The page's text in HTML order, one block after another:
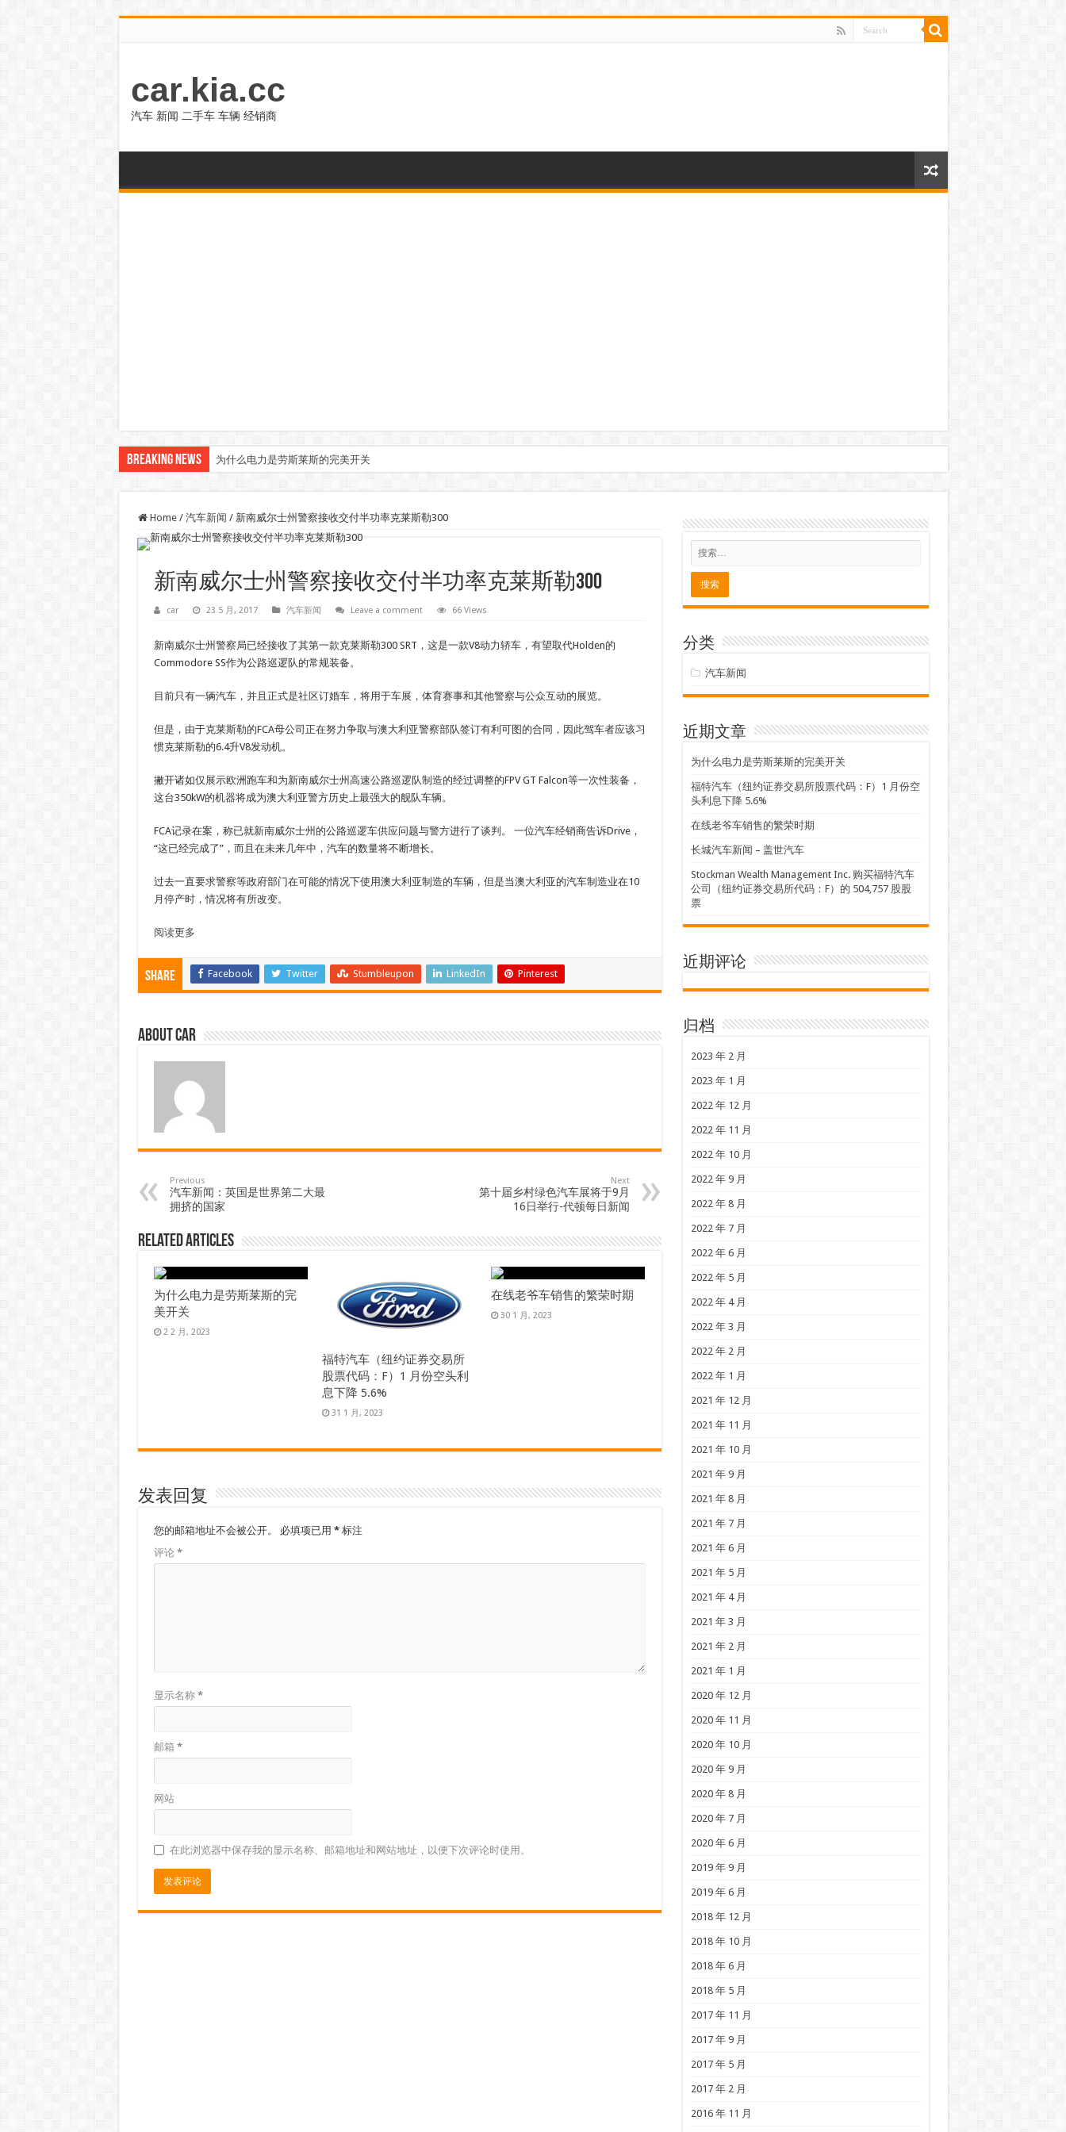
car.kia.cc
汽车 新闻 二手车 车辆 经销商
Breaking News 为什么电力是劳斯莱斯的完美开关
Home / 汽车新闻 / 新南威尔士州警察接收交付半功率克莱斯勒300
新南威尔士州警察接收交付半功率克莱斯勒300
car 23 5 月, 2017 汽车新闻 Leave a comment 66 Views
新南威尔士州警察局已经接收了其第一款克莱斯勒300 SRT，这是一款V8动力轿车，有望取代Holden的
Commodore SS作为公路巡逻队的常规装备。
目前只有一辆汽车，并且正式是社区订婚车，将用于车展，体育赛事和其他警察与公众互动的展览。
但是，由于克莱斯勒的FCA母公司正在努力争取与澳大利亚警察部队签订有利可图的合同，因此驾车者应该习
惯克莱斯勒的6.4升V8发动机。
撇开诸如仅展示欧洲跑车和为新南威尔士州高速公路巡逻队制造的经过调整的FPV GT Falcon等一次性装备，
这台350kW的机器将成为澳大利亚警方历史上最强大的舰队车辆。
FCA记录在案，称已就新南威尔士州的公路巡逻车供应问题与警方进行了谈判。 一位汽车经销商告诉Drive，
“这已经完成了”，而且在未来几年中，汽车的数量将不断增长。
过去一直要求警察等政府部门在可能的情况下使用澳大利亚制造的车辆，但是当澳大利亚的汽车制造业在10
月停产时，情况将有所改变。
阅读更多
Share Facebook Twitter Stumbleupon LinkedIn Pinterest
About car
Previous
汽车新闻：英国是世界第二大最
拥挤的国家
Next
第十届乡村绿色汽车展将于9月
16日举行-代顿每日新闻
Related Articles
为什么电力是劳斯莱斯的完
美开关
2 2 月, 2023
福特汽车（纽约证券交易所
股票代码：F）1 月份空头利
息下降 5.6%
31 1 月, 2023
在线老爷车销售的繁荣时期
30 1 月, 2023
发表回复
您的邮箱地址不会被公开。 必填项已用 *标注
评论 *
显示名称 *
邮箱 *
网站
在此浏览器中保存我的显示名称、邮箱地址和网站地址，以便下次评论时使用。
分类
汽车新闻
近期文章
为什么电力是劳斯莱斯的完美开关
福特汽车（纽约证券交易所股票代码：F）1 月份空
头利息下降 5.6%
在线老爷车销售的繁荣时期
长城汽车新闻 – 盖世汽车
Stockman Wealth Management Inc. 购买福特汽车
公司（纽约证券交易所代码：F）的 504,757 股股
票
近期评论
归档
2023 年 2 月
2023 年 1 月
2022 年 12 月
2022 年 11 月
2022 年 10 月
2022 年 9 月
2022 年 8 月
2022 年 7 月
2022 年 6 月
2022 年 5 月
2022 年 4 月
2022 年 3 月
2022 年 2 月
2022 年 1 月
2021 年 12 月
2021 年 11 月
2021 年 10 月
2021 年 9 月
2021 年 8 月
2021 年 7 月
2021 年 6 月
2021 年 5 月
2021 年 4 月
2021 年 3 月
2021 年 2 月
2021 年 1 月
2020 年 12 月
2020 年 11 月
2020 年 10 月
2020 年 9 月
2020 年 8 月
2020 年 7 月
2020 年 6 月
2019 年 9 月
2019 年 6 月
2018 年 12 月
2018 年 10 月
2018 年 6 月
2018 年 5 月
2017 年 11 月
2017 年 9 月
2017 年 5 月
2017 年 2 月
2016 年 11 月